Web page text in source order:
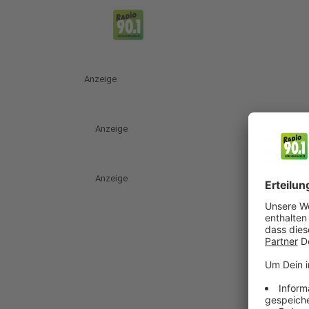
Anzeige
Anzeige
Anzeige